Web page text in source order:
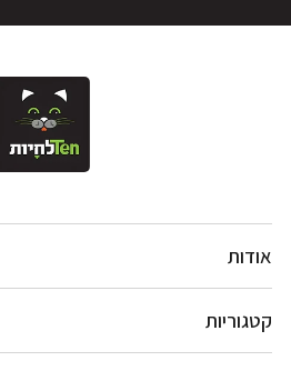
אודות
קטגוריות